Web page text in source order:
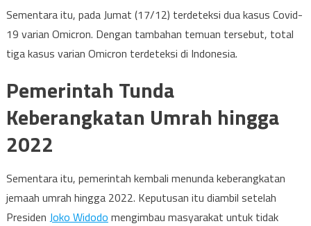
Sementara itu, pada Jumat (17/12) terdeteksi dua kasus Covid-
19 varian Omicron. Dengan tambahan temuan tersebut, total
tiga kasus varian Omicron terdeteksi di Indonesia.
Pemerintah Tunda
Keberangkatan Umrah hingga
2022
Sementara itu, pemerintah kembali menunda keberangkatan
jemaah umrah hingga 2022. Keputusan itu diambil setelah
Presiden Joko Widodo mengimbau masyarakat untuk tidak